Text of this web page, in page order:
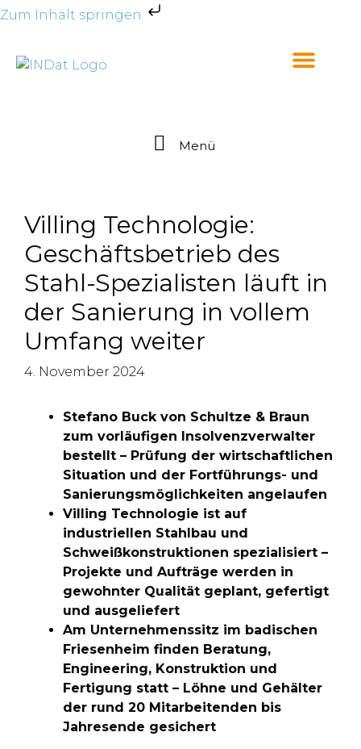
Zum Inhalt springen
Menü
Villing Technologie:
Geschäftsbetrieb des
Stahl-Spezialisten läuft in
der Sanierung in vollem
Umfang weiter
4. November 2024
Stefano Buck von Schultze & Braun
zum vorläufigen Insolvenzverwalter
bestellt – Prüfung der wirtschaftlichen
Situation und der Fortführungs- und
Sanierungsmöglichkeiten angelaufen
Villing Technologie ist auf
industriellen Stahlbau und
Schweißkonstruktionen spezialisiert –
Projekte und Aufträge werden in
gewohnter Qualität geplant, gefertigt
und ausgeliefert
Am Unternehmenssitz im badischen
Friesenheim finden Beratung,
Engineering, Konstruktion und
Fertigung statt – Löhne und Gehälter
der rund 20 Mitarbeitenden bis
Jahresende gesichert